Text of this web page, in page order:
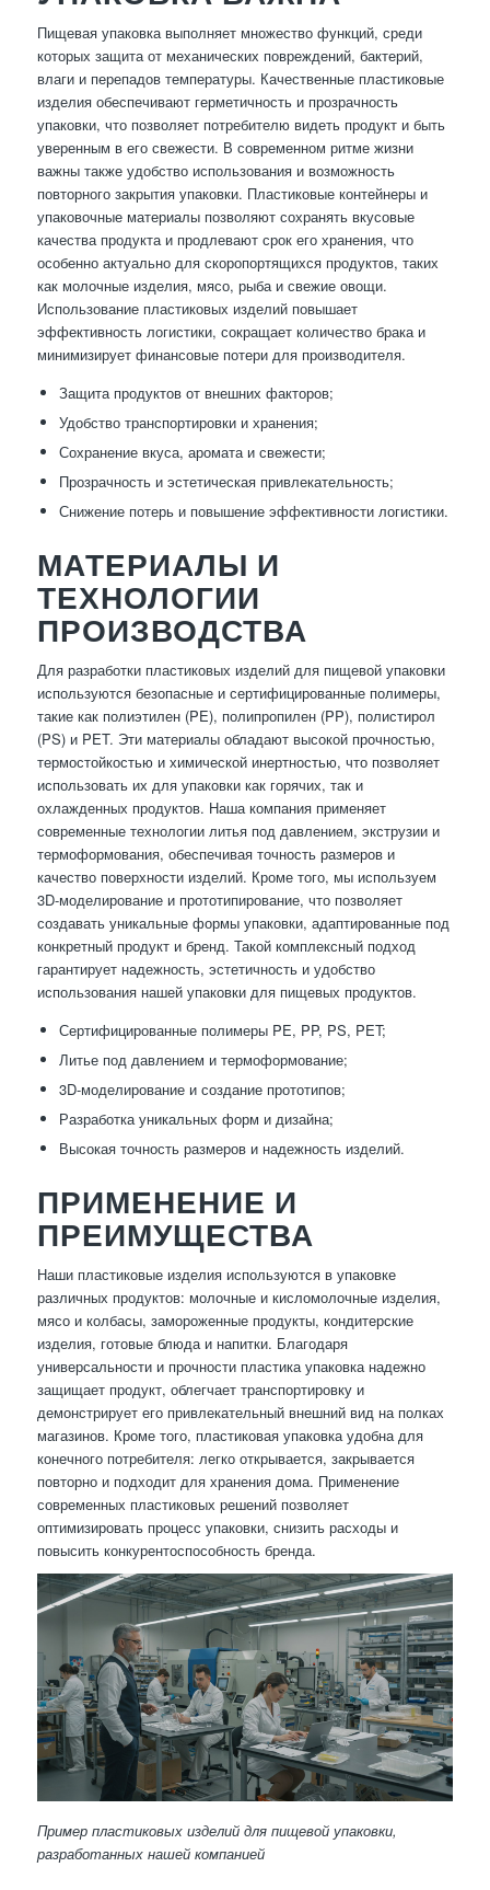
Пищевая упаковка выполняет множество функций, среди
которых защита от механических повреждений, бактерий,
влаги и перепадов температуры. Качественные пластиковые
изделия обеспечивают герметичность и прозрачность
упаковки, что позволяет потребителю видеть продукт и быть
уверенным в его свежести. В современном ритме жизни
важны также удобство использования и возможность
повторного закрытия упаковки. Пластиковые контейнеры и
упаковочные материалы позволяют сохранять вкусовые
качества продукта и продлевают срок его хранения, что
особенно актуально для скоропортящихся продуктов, таких
как молочные изделия, мясо, рыба и свежие овощи.
Использование пластиковых изделий повышает
эффективность логистики, сокращает количество брака и
минимизирует финансовые потери для производителя.
Защита продуктов от внешних факторов;
Удобство транспортировки и хранения;
Сохранение вкуса, аромата и свежести;
Прозрачность и эстетическая привлекательность;
Снижение потерь и повышение эффективности логистики.
МАТЕРИАЛЫ И
ТЕХНОЛОГИИ
ПРОИЗВОДСТВА
Для разработки пластиковых изделий для пищевой упаковки
используются безопасные и сертифицированные полимеры,
такие как полиэтилен (PE), полипропилен (PP), полистирол
(PS) и PET. Эти материалы обладают высокой прочностью,
термостойкостью и химической инертностью, что позволяет
использовать их для упаковки как горячих, так и
охлажденных продуктов. Наша компания применяет
современные технологии литья под давлением, экструзии и
термоформования, обеспечивая точность размеров и
качество поверхности изделий. Кроме того, мы используем
3D-моделирование и прототипирование, что позволяет
создавать уникальные формы упаковки, адаптированные под
конкретный продукт и бренд. Такой комплексный подход
гарантирует надежность, эстетичность и удобство
использования нашей упаковки для пищевых продуктов.
Сертифицированные полимеры PE, PP, PS, PET;
Литье под давлением и термоформование;
3D-моделирование и создание прототипов;
Разработка уникальных форм и дизайна;
Высокая точность размеров и надежность изделий.
ПРИМЕНЕНИЕ И
ПРЕИМУЩЕСТВА
Наши пластиковые изделия используются в упаковке
различных продуктов: молочные и кисломолочные изделия,
мясо и колбасы, замороженные продукты, кондитерские
изделия, готовые блюда и напитки. Благодаря
универсальности и прочности пластика упаковка надежно
защищает продукт, облегчает транспортировку и
демонстрирует его привлекательный внешний вид на полках
магазинов. Кроме того, пластиковая упаковка удобна для
конечного потребителя: легко открывается, закрывается
повторно и подходит для хранения дома. Применение
современных пластиковых решений позволяет
оптимизировать процесс упаковки, снизить расходы и
повысить конкурентоспособность бренда.
Пример пластиковых изделий для пищевой упаковки,
разработанных нашей компанией